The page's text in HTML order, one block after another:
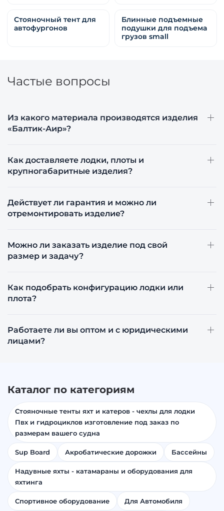
Стояночный тент для
автофургонов
Блинные подъемные
подушки для подъема
грузов small
Частые вопросы
Из какого материала производятся изделия
«Балтик-Аир»?
Как доставляете лодки, плоты и
крупногабаритные изделия?
Действует ли гарантия и можно ли
отремонтировать изделие?
Можно ли заказать изделие под свой
размер и задачу?
Как подобрать конфигурацию лодки или
плота?
Работаете ли вы оптом и с юридическими
лицами?
Каталог по категориям
Стояночные тенты яхт и катеров - чехлы для лодки
Пвх и гидроциклов изготовление под заказ по
размерам вашего судна
Sup Board Акробатические дорожки Бассейны
Надувные яхты - катамараны и оборудования для
яхтинга
Спортивное оборудование Для Автомобиля